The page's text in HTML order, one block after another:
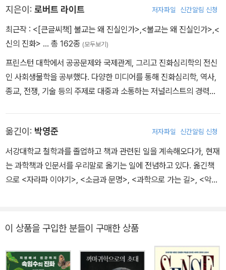
서 재구성하는 독특한 서술방식을 통해 진화론을 그야말로 실감 있게
학 신입생들에게 진화론과의 대화는 한번쯤 거쳐야 할 필수 과정임에
틀림없다.
지은이: 로버트 라이트 저자파일 신간알림 신청
최근작 : <[큰글씨책] 불교는 왜 진실인가>,<불교는 왜 진실인가>,<
신의 진화> … 총 162종 (모두보기)
프린스턴 대학에서 공공문제와 국제관계, 그리고 진화심리학의 전신
인 사회생물학을 공부했다. 다양한 미디어를 통해 진화심리학, 역사,
종교, 전쟁, 기술 등의 주제로 대중과 소통하는 저널리스트의 경력을
철학에 대한 칼럼으로 ‘미국 잡지상’을 수상했다. 첫 번째 저서인 『세
과학자와 그들의 신』(1989)이 ‘전미 도서비평가 협회상’을 수상하며
주목받는 저술가로 부상했다. 그의 두 번째 책 『도덕적 동물』(1994)
은 12개 국어로 번역되면서 진화심리학을 대표하는 지식인으로 자리
nd Modern Psychology>이라는 일련의 온라인 강의를 진행한 바
있다(코세라와 유튜브에서 시청 가능). 또 정치, 세계문제, 철학, 과학
등의 주제를 다루는 비디오 블로그 <블로깅헤드Bloggingheads.tv
옮긴이: 박영준 저자파일 신간알림 신청
서강대학교 철학과를 졸업하고 책과 관련된 일을 계속해오다가, 현재
는 과학책과 인문서를 우리말로 옮기는 일에 전념하고 있다. 옮긴책
으로 <자라파 이야기>, <소금과 문명>, <과학으로 가는 길>, <악마
이 상품을 구입한 분들이 구매한 상품